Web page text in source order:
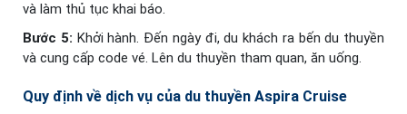
và làm thủ tục khai báo.
Bước 5: Khởi hành. Đến ngày đi, du khách ra bến du thuyền
và cung cấp code vé. Lên du thuyền tham quan, ăn uống.
Quy định về dịch vụ của du thuyền Aspira Cruise